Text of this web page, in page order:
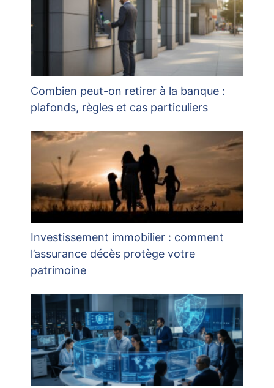
Combien peut-on retirer à la banque :
plafonds, règles et cas particuliers
Investissement immobilier : comment
l’assurance décès protège votre
patrimoine